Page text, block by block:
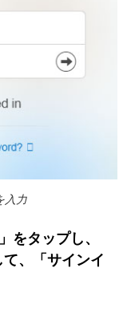
入力
をタップし、
、「サインイ